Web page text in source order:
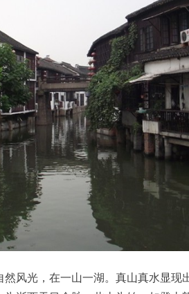
风光，在一山一湖。真山真水显现